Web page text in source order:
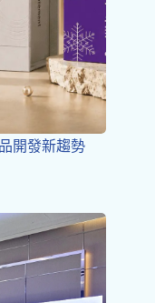
開發新趨勢